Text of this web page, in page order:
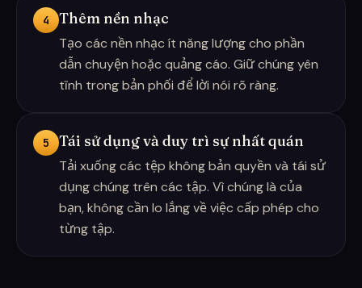
4 Thêm nền nhạc
Tạo các nền nhạc ít năng lượng cho phần
dẫn chuyện hoặc quảng cáo. Giữ chúng yên
tĩnh trong bản phối để lời nói rõ ràng.
5 Tái sử dụng và duy trì sự nhất quán
Tải xuống các tệp không bản quyền và tái sử
dụng chúng trên các tập. Vì chúng là của
bạn, không cần lo lắng về việc cấp phép cho
từng tập.